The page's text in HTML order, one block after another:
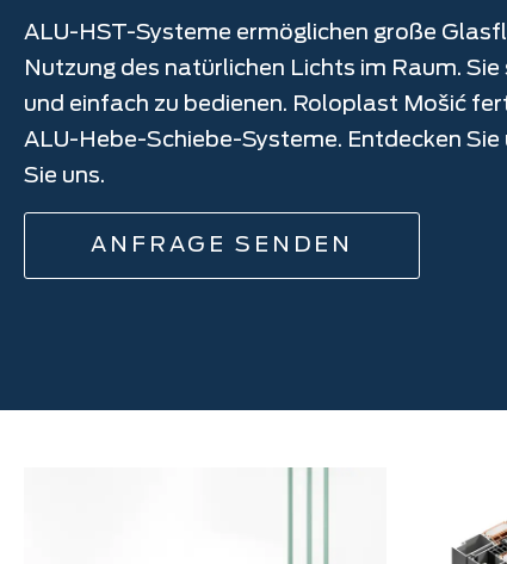
ALU-HST-Systeme ermöglichen große
Nutzung des natürlichen Lichts im Raum.
und einfach zu bedienen. Roloplast Mošić
ALU-Hebe-Schiebe-Systeme. Entdecken
Sie uns.
ANFRAGE SENDEN